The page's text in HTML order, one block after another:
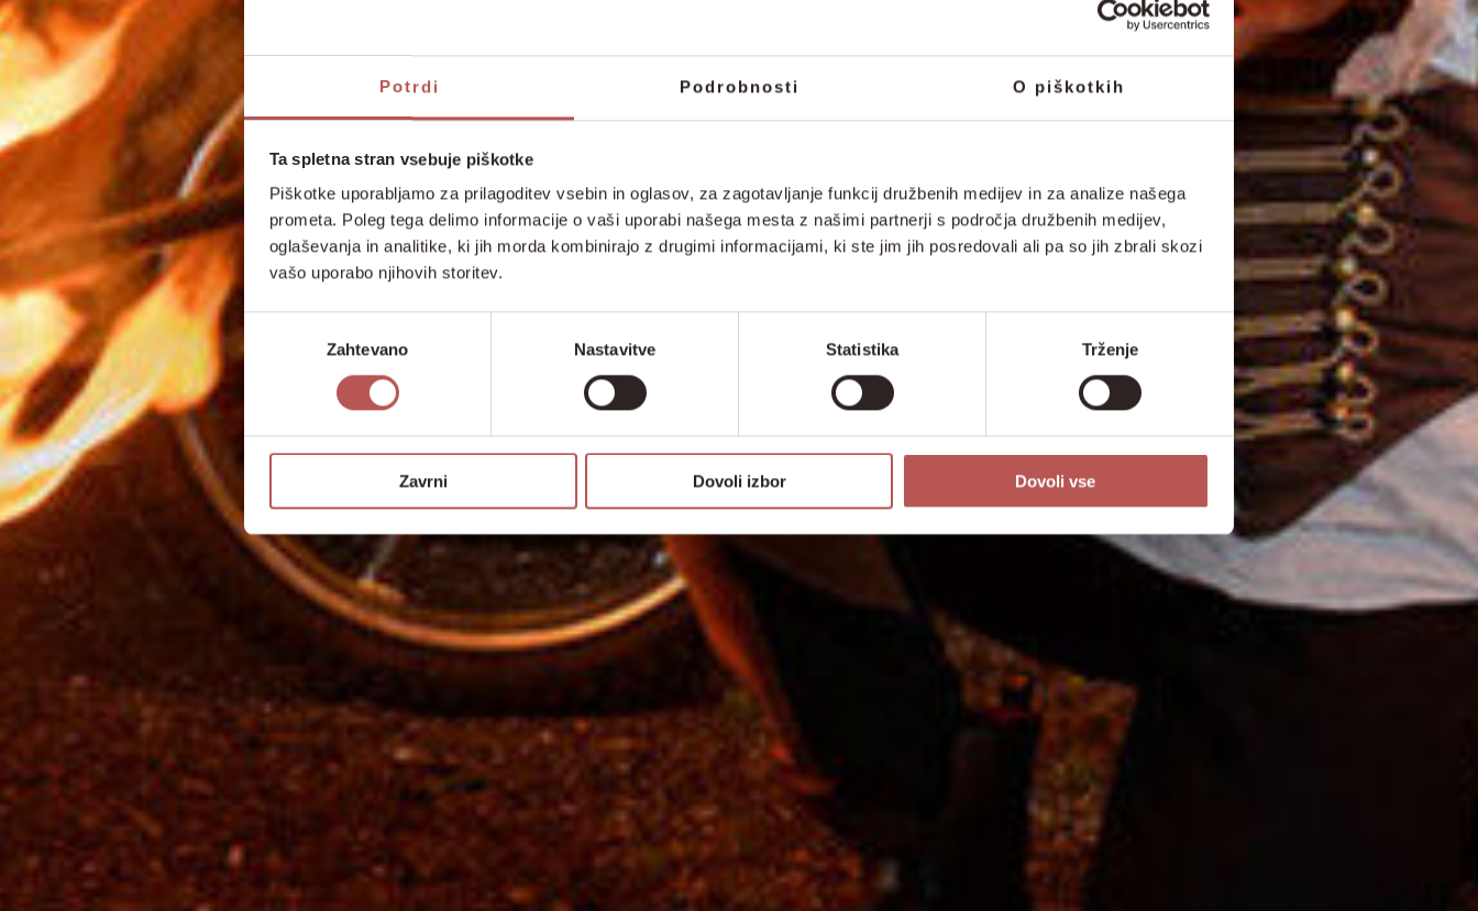
Potrdi Podrobnosti O piškotkih
Ta spletna stran vsebuje piškotke
Piškotke uporabljamo za prilagoditev vsebin in oglasov, za zagotavljanje funkcij družbenih medijev in za analize našega
prometa. Poleg tega delimo informacije o vaši uporabi našega mesta z našimi partnerji s področja družbenih medijev,
oglaševanja in analitike, ki jih morda kombinirajo z drugimi informacijami, ki ste jim jih posredovali ali pa so jih zbrali skozi
vašo uporabo njihovih storitev.
Izbira
soglasja
Zahtevano Nastavitve Statistika Trženje
Zavrni Dovoli izbor Dovoli vse